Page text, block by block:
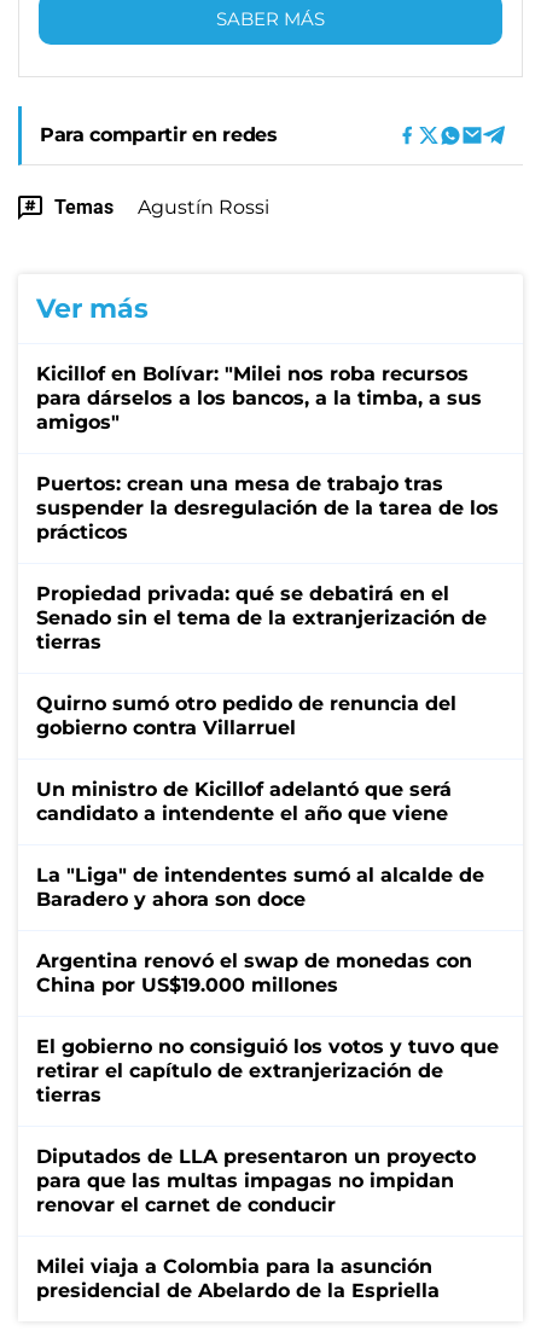
SABER MÁS
Para compartir en redes
Temas Agustín Rossi
Ver más
Kicillof en Bolívar: "Milei nos roba recursos
para dárselos a los bancos, a la timba, a sus
amigos"
Puertos: crean una mesa de trabajo tras
suspender la desregulación de la tarea de los
prácticos
Propiedad privada: qué se debatirá en el
Senado sin el tema de la extranjerización de
tierras
Quirno sumó otro pedido de renuncia del
gobierno contra Villarruel
Un ministro de Kicillof adelantó que será
candidato a intendente el año que viene
La "Liga" de intendentes sumó al alcalde de
Baradero y ahora son doce
Argentina renovó el swap de monedas con
China por US$19.000 millones
El gobierno no consiguió los votos y tuvo que
retirar el capítulo de extranjerización de
tierras
Diputados de LLA presentaron un proyecto
para que las multas impagas no impidan
renovar el carnet de conducir
Milei viaja a Colombia para la asunción
presidencial de Abelardo de la Espriella